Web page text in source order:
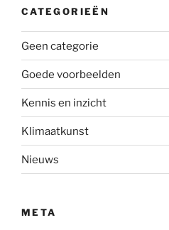
CATEGORIEËN
Geen categorie
Goede voorbeelden
Kennis en inzicht
Klimaatkunst
Nieuws
META